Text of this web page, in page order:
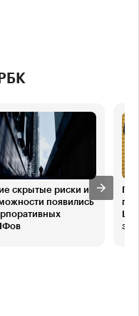
скрытые риски и
появились